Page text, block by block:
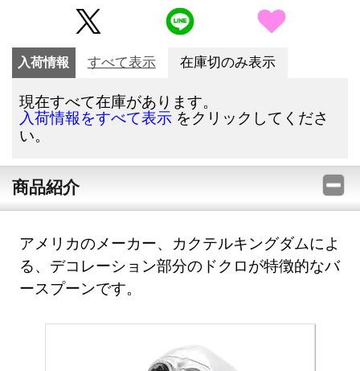
入荷情報 すべて表示 在庫切のみ表示
現在すべて在庫があります。
入荷情報をすべて表示 をクリックしてくださ
い。
商品紹介
アメリカのメーカー、カクテルキングダムによ
る、デコレーション部分のドクロが特徴的なバ
ースプーンです。